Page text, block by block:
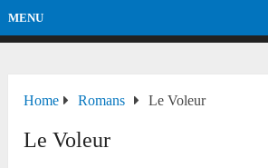
MENU
Home Romans Le Voleur
Le Voleur